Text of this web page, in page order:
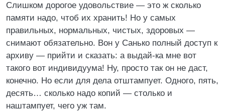
Слишком дорогое удовольствие — это ж сколько
памяти надо, чтоб их хранить! Но у самых
правильных, нормальных, чистых, здоровых —
снимают обязательно. Вон у Санько полный доступ к
архиву — прийти и сказать: а выдай-ка мне вот
такого вот индивидуума! Ну, просто так он не даст,
конечно. Но если для дела отштампует. Одного, пять,
десять… сколько надо копий — столько и
наштампует, чего уж там.